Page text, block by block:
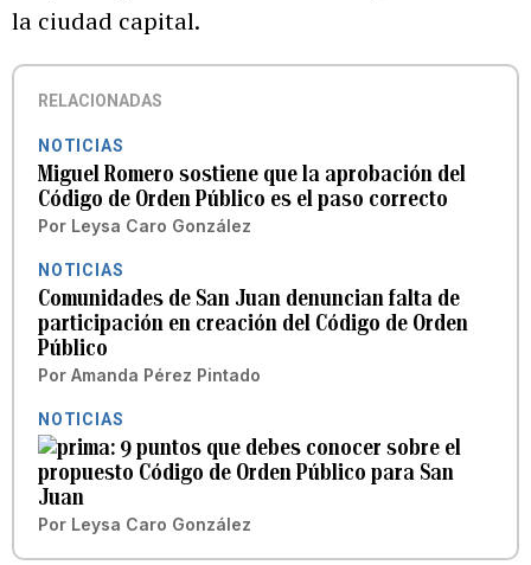
la ciudad capital.
RELACIONADAS
NOTICIAS
Miguel Romero sostiene que la aprobación del
Código de Orden Público es el paso correcto
Por Leysa Caro González
NOTICIAS
Comunidades de San Juan denuncian falta de
participación en creación del Código de Orden
Público
Por Amanda Pérez Pintado
NOTICIAS
9 puntos que debes conocer sobre el
propuesto Código de Orden Público para San
Juan
Por Leysa Caro González